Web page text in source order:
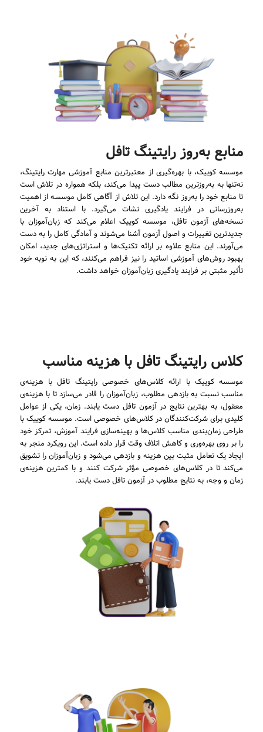
منابع به‌روز رایتینگ تافل
موسسه کوییک، با بهره‌گیری از معتبرترین منابع آموزشی مهارت رایتینگ،
نه‌تنها به به‌روزترین مطالب دست پیدا می‌کند، بلکه همواره در تلاش است
تا منابع خود را به‌روز نگه دارد. این تلاش از آگاهی کامل موسسه از اهمیت
به‌روزرسانی در فرایند یادگیری نشات می‌گیرد. با استناد به آخرین
نسخه‌های آزمون تافل، موسسه کوییک اعلام می‌کند که زبان‌آموزان با
جدیدترین تغییرات و اصول آزمون آشنا می‌شوند و آمادگی کامل را به دست
می‌آورند. این منابع علاوه بر ارائه تکنیک‌ها و استراتژی‌های جدید، امکان
بهبود روش‌های آموزشی اساتید را نیز فراهم می‌کنند، که این به نوبه خود
تأثیر مثبتی بر فرایند یادگیری زبان‌آموزان خواهد داشت.
کلاس رایتینگ تافل با هزینه مناسب
موسسه کوییک با ارائه کلاس‌های خصوصی رایتینگ تافل با هزینه‌ی
مناسب نسبت به بازدهی مطلوب، زبان‌آموزان را قادر می‌سازد تا با هزینه‌ی
معقول، به بهترین نتایج در آزمون تافل دست یابند. زمان، یکی از عوامل
کلیدی برای شرکت‌کنندگان در کلاس‌های خصوصی است. موسسه کوییک با
طراحی زمان‌بندی مناسب کلاس‌ها و بهینه‌سازی فرایند آموزش، تمرکز خود
را بر روی بهره‌وری و کاهش اتلاف وقت قرار داده است. این رویکرد منجر به
ایجاد یک تعامل مثبت بین هزینه و بازدهی می‌شود و زبان‌آموزان را تشویق
می‌کند تا در کلاس‌های خصوصی مؤثر شرکت کنند و با کمترین هزینه‌ی
زمان و وجه، به نتایج مطلوب در آزمون تافل دست یابند.